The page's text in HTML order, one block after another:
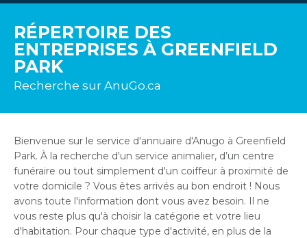
RÉPERTOIRE DES
ENTREPRISES À GREENFIELD
PARK
Recherche sur AnuGo.ca
Bienvenue sur le service d'annuaire d'Anugo à Greenfield
Park. À la recherche d'un service animalier, d’un centre
funéraire ou tout simplement d'un coiffeur à proximité de
votre domicile ? Vous êtes arrivés au bon endroit ! Nous
avons toute l'information dont vous avez besoin. Il ne
vous reste plus qu'à choisir la catégorie et votre lieu
d'habitation. Pour chaque type d'activité, en plus de la